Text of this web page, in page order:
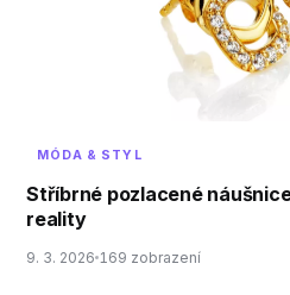
MÓDA & STYL
Stříbrné pozlacené
reality
9. 3. 2026 169 zobrazení